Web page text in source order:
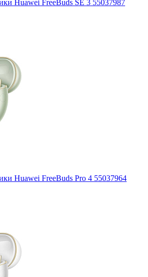
Huawei FreeBuds SE 3 55037987
Huawei FreeBuds Pro 4 55037964